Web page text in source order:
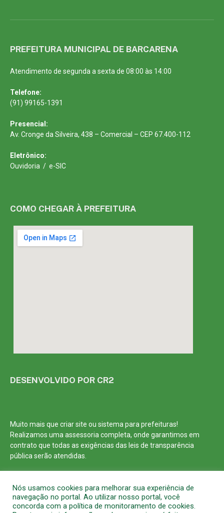
PREFEITURA MUNICIPAL DE BARCARENA
Atendimento de segunda a sexta de 08:00 às 14:00
Telefone:
(91) 99165-1391
Presencial:
Av. Cronge da Silveira, 438 – Comercial – CEP 67.400-112
Eletrônico:
Ouvidoria / e-SIC
COMO CHEGAR À PREFEITURA
DESENVOLVIDO POR CR2
Muito mais que criar site ou sistema para prefeituras!
Realizamos uma assessoria completa, onde garantimos em
contrato que todas as exigências das leis de transparência
pública serão atendidas.
Nós usamos cookies para melhorar sua experiência de
navegação no portal. Ao utilizar nosso portal, você
concorda com a política de monitoramento de cookies.